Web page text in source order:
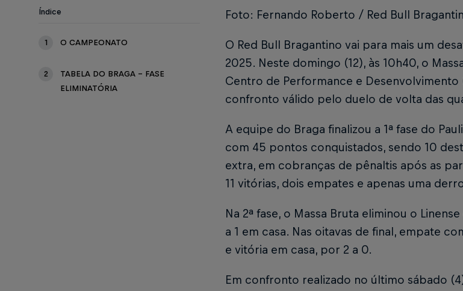
Índice
1 O CAMPEONATO
2
TABELA DO BRAGA - FASE
ELIMINATÓRIA
Foto: Fernando Roberto / Red Bull
O Red Bull Bragantino vai para mais um
2025. Neste domingo (12), às 10h40, o
Centro de Performance e Desenvolvimento
confronto válido pelo duelo de volta das
A equipe do Braga finalizou a 1ª fase do
com 45 pontos conquistados, sendo 10
extra, em cobranças de pênaltis após as
11 vitórias, dois empates e apenas uma
Na 2ª fase, o Massa Bruta eliminou o
a 1 em casa. Nas oitavas de final, empate
e vitória em casa, por 2 a 0.
Em confronto realizado no último sábado